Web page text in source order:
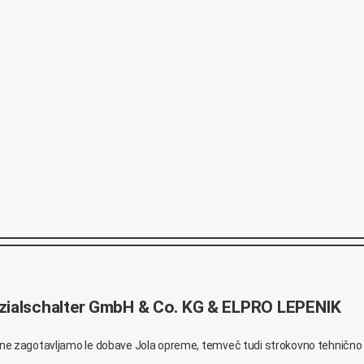
GmbH & Co. KG & ELPRO LEPENIK
ne zagotavljamo le dobave Jola opreme, temveč tudi strokovno